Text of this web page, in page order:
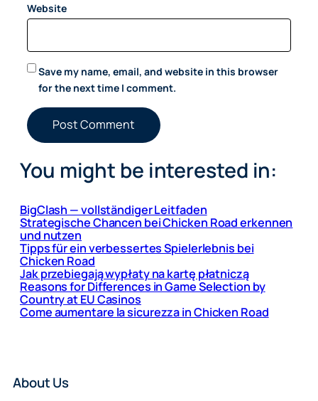
Website
Save my name, email, and website in this browser
for the next time I comment.
You might be interested in:
BigClash — vollständiger Leitfaden
Strategische Chancen bei Chicken Road erkennen
und nutzen
Tipps für ein verbessertes Spielerlebnis bei
Chicken Road
Jak przebiegają wypłaty na kartę płatniczą
Reasons for Differences in Game Selection by
Country at EU Casinos
Come aumentare la sicurezza in Chicken Road
About Us